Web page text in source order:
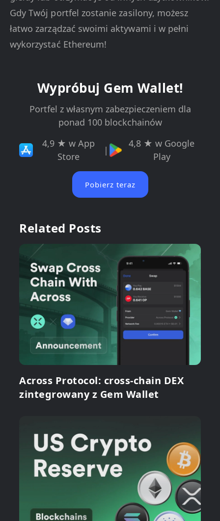
Gdy Twój portfel zostanie zasilony, możesz
łatwo zarządzać swoimi aktywami i w pełni
wykorzystać Ethereum!
Wypróbuj Gem Wallet!
Portfel z własnym zabezpieczeniem dla
ponad 100 blockchainów
4,9 ★ w App
Store
|
4,8 ★ w Google
Play
Pobierz teraz
Related Posts
Across Protocol: cross-chain DEX
zintegrowany z Gem Wallet